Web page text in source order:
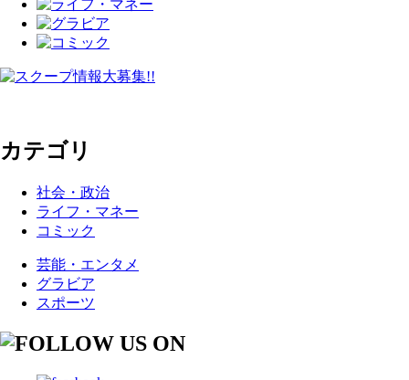
カテゴリ
社会・政治
ライフ・マネー
コミック
芸能・エンタメ
グラビア
スポーツ